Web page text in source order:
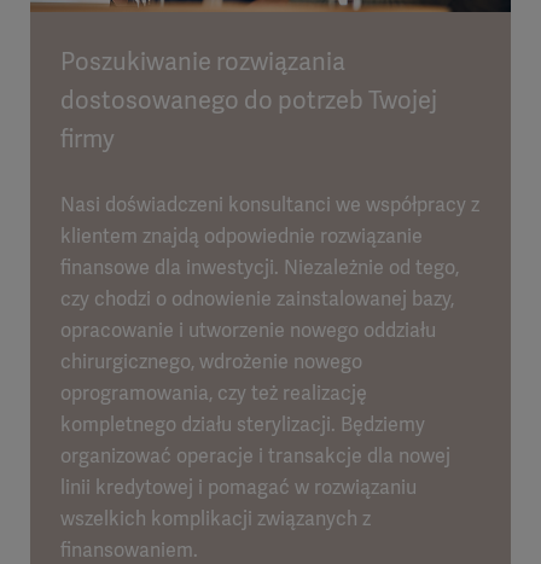
Poszukiwanie rozwiązania
dostosowanego do potrzeb Twojej
firmy
Nasi doświadczeni konsultanci we współpracy z
klientem znajdą odpowiednie rozwiązanie
finansowe dla inwestycji. Niezależnie od tego,
czy chodzi o odnowienie zainstalowanej bazy,
opracowanie i utworzenie nowego oddziału
chirurgicznego, wdrożenie nowego
oprogramowania, czy też realizację
kompletnego działu sterylizacji. Będziemy
organizować operacje i transakcje dla nowej
linii kredytowej i pomagać w rozwiązaniu
wszelkich komplikacji związanych z
finansowaniem.